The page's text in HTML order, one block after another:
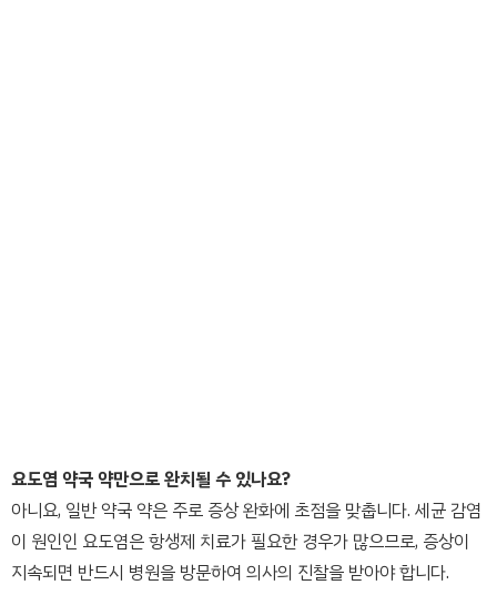
요도염 약국 약만으로 완치될 수 있나요?
아니요, 일반 약국 약은 주로 증상 완화에 초점을 맞춥니다. 세균 감염
이 원인인 요도염은 항생제 치료가 필요한 경우가 많으므로, 증상이
지속되면 반드시 병원을 방문하여 의사의 진찰을 받아야 합니다.